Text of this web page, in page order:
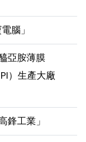
腦」
亞胺薄膜
）生產大廠
鋒工業」